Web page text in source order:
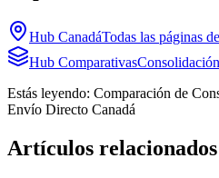
Hub CanadáTodas las páginas
Hub Comparativas
Estás leyendo: Comparación de
Envío Directo Canadá
Artículos relacionados